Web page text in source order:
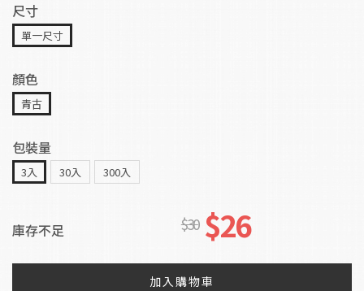
尺寸
單一尺寸
顏色
青古
包裝量
3入 30入 300入
庫存不足 $30 $26
加入購物車